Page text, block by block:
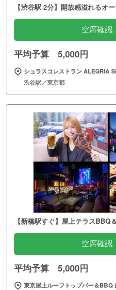
【渋谷駅 2分】開放感溢れるオ
空席確認
平均予算 5,000円
シュラスコレストラン ALEGRIA
渋谷駅／東京都
【新橋駅すぐ】屋上テラスBBQ
空席確認
平均予算 5,000円
東京屋上ルーフトップバー＆BBQ